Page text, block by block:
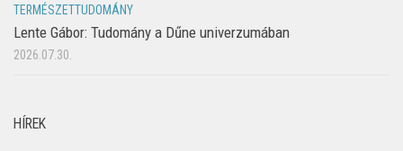
TERMÉSZETTUDOMÁNY
Lente Gábor: Tudomány a Dűne univerzumában
2026.07.30.
HÍREK